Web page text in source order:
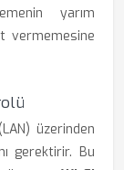
yarım
vermemesine
üzerinden
gerektirir. Bu